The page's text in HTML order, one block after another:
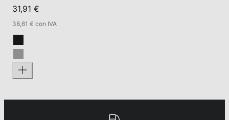
31,91 €
38,61 € con IVA